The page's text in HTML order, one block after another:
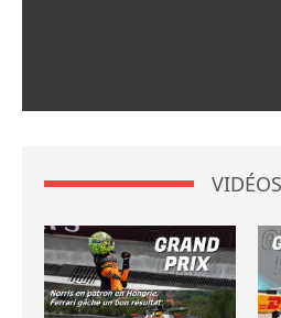
VIDÉOS